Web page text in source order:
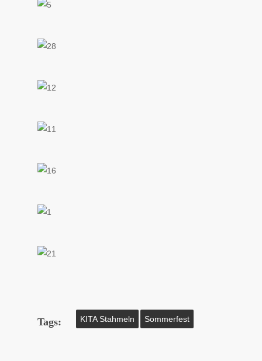
Tags: KITA Stahmeln Sommerfest